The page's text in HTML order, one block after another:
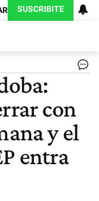
SUSCRIBITE
con
y el
entra